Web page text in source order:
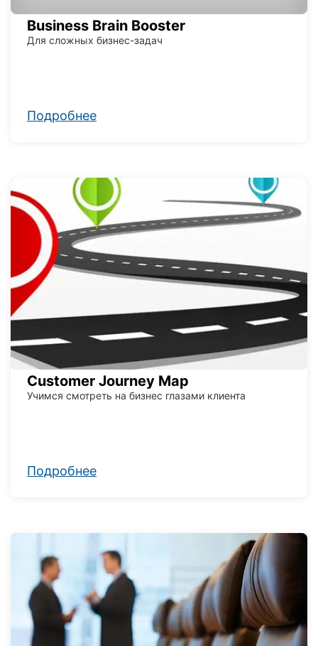
и спикеры Кейсы и статьи Видеоуроки
Business Brain Booster
Для сложных бизнес-задач
Подробнее
Customer Journey Map
Учимся смотреть на бизнес глазами клиента
Подробнее